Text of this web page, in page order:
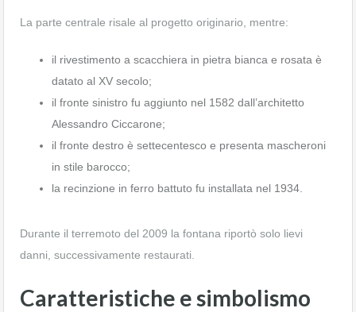
La parte centrale risale al progetto originario, mentre:
il rivestimento a scacchiera in pietra bianca e rosata è
datato al XV secolo;
il fronte sinistro fu aggiunto nel 1582 dall’architetto
Alessandro Ciccarone;
il fronte destro è settecentesco e presenta mascheroni
in stile barocco;
la recinzione in ferro battuto fu installata nel 1934.
Durante il terremoto del 2009 la fontana riportò solo lievi
danni, successivamente restaurati.
Caratteristiche e simbolismo